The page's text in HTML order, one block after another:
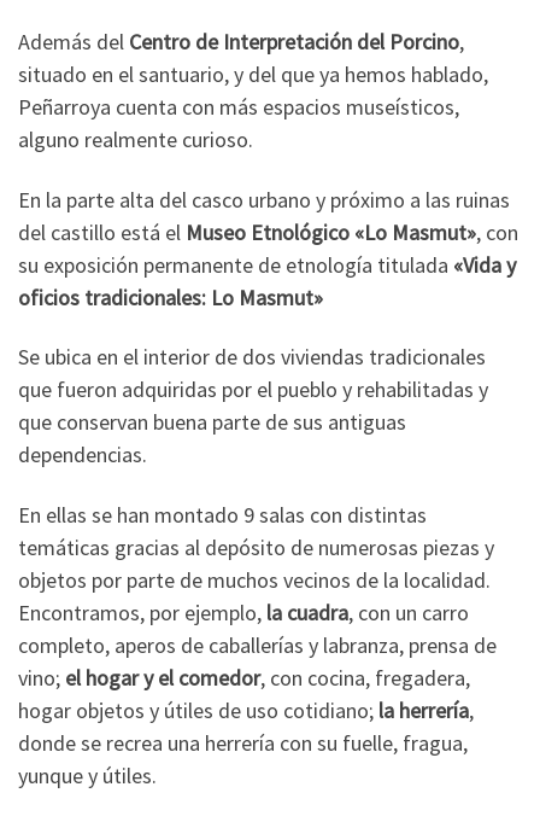
Además del Centro de Interpretación del Porcino,
situado en el santuario, y del que ya hemos hablado,
Peñarroya cuenta con más espacios museísticos,
alguno realmente curioso.
En la parte alta del casco urbano y próximo a las ruinas
del castillo está el Museo Etnológico «Lo Masmut», con
su exposición permanente de etnología titulada «Vida y
oficios tradicionales: Lo Masmut»
Se ubica en el interior de dos viviendas tradicionales
que fueron adquiridas por el pueblo y rehabilitadas y
que conservan buena parte de sus antiguas
dependencias.
En ellas se han montado 9 salas con distintas
temáticas gracias al depósito de numerosas piezas y
objetos por parte de muchos vecinos de la localidad.
Encontramos, por ejemplo, la cuadra, con un carro
completo, aperos de caballerías y labranza, prensa de
vino; el hogar y el comedor, con cocina, fregadera,
hogar objetos y útiles de uso cotidiano; la herrería,
donde se recrea una herrería con su fuelle, fragua,
yunque y útiles.